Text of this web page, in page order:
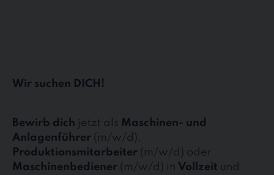
Wir suchen DICH!
Bewirb dich jetzt als Maschinen- und
Anlagenführer (m/w/d),
Produktionsmitarbeiter (m/w/d) oder
Maschinenbediener (m/w/d) in Vollzeit und